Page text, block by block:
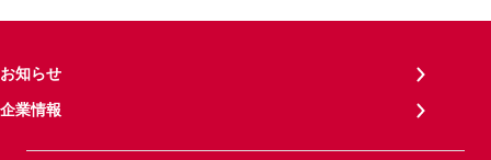
お知らせ
企業情報